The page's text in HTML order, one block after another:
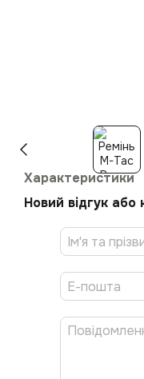
Характеристики
Новий відгук або